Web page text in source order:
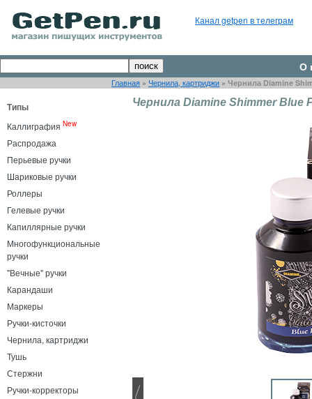
Канал getpen в телеграм
О
Главная » Чернила, картриджи » Чернила Diamine
Типы
Каллиграфия New
Распродажа
Перьевые ручки
Шариковые ручки
Роллеры
Гелевые ручки
Капиллярные ручки
Многофункциональные
ручки
"Вечные" ручки
Карандаши
Маркеры
Ручки-кисточки
Чернила, картриджи
Тушь
Стержни
Ручки-корректоры
Чернила Diamine Shimmer Blue